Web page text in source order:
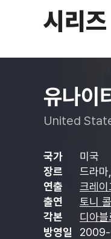
시리즈
유나이
United
국가
미국
장르
드라
연출
크레이
출연
토니
각본
디아블
방영일